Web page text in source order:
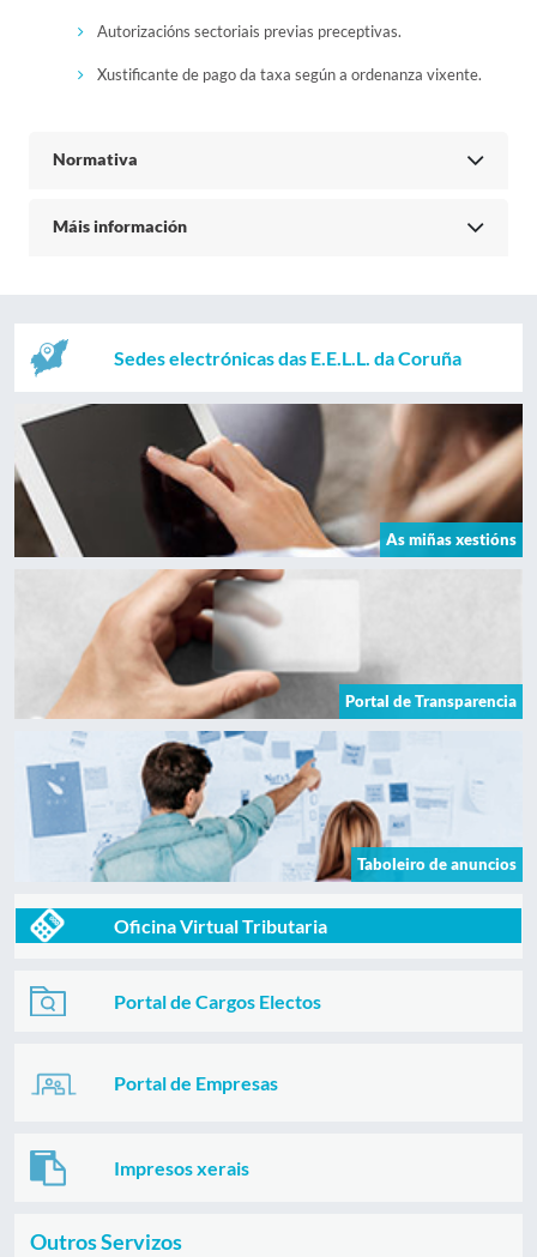
Autorizacións sectoriais previas preceptivas.
Xustificante de pago da taxa según a ordenanza vixente.
Normativa
Máis información
Sedes electrónicas das E.E.L.L. da Coruña
As miñas xestións
Portal de Transparencia
Taboleiro de anuncios
Oficina Virtual Tributaria
Portal de Cargos Electos
Portal de Empresas
Impresos xerais
Outros Servizos